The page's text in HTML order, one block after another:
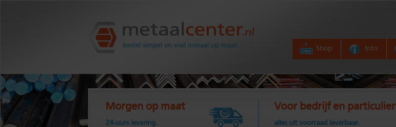
Metaalcenter.nl
bestel simpel en snel metaal op maat Shop Info
Morgen op maat
24-uurs levering.
Voor bedrijf en particulier
alles uit voorraad leverbaar.